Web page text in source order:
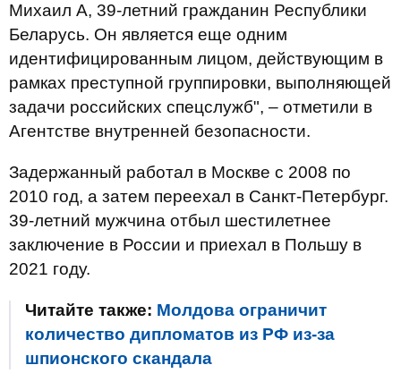
Михаил А, 39-летний гражданин Республики
Беларусь. Он является еще одним
идентифицированным лицом, действующим в
рамках преступной группировки, выполняющей
задачи российских спецслужб", – отметили в
Агентстве внутренней безопасности.
Задержанный работал в Москве с 2008 по
2010 год, а затем переехал в Санкт-Петербург.
39-летний мужчина отбыл шестилетнее
заключение в России и приехал в Польшу в
2021 году.
Читайте также: Молдова ограничит
количество дипломатов из РФ из-за
шпионского скандала